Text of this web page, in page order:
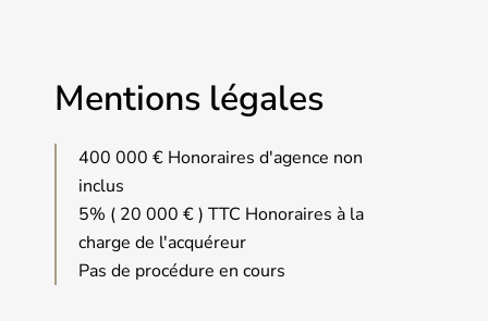
Mentions légales
400 000 € Honoraires d'agence non
inclus
5% ( 20 000 € ) TTC Honoraires à la
charge de l'acquéreur
Pas de procédure en cours